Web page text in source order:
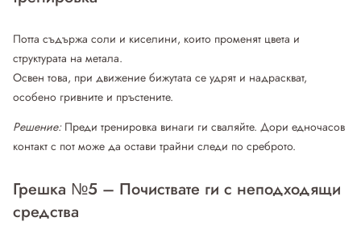
Потта съдържа соли и киселини, които променят цвета и
структурата на метала.
Освен това, при движение бижутата се удрят и надраскват,
особено гривните и пръстените.
Решение:Преди тренировка винаги ги сваляйте. Дори едночасов
контакт с пот може да остави трайни следи по среброто.
Грешка №5 – Почиствате ги с неподходящи
средства